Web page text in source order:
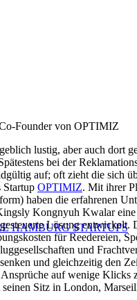
HAMBURG STARTUPS
Founder von OPTIMIZ
lustig, aber auch dort
bei der
auf; oft zieht die sich
Startup OPTIMIZ. Mit ihrer
haben die erfahrenen
Kongnyuh Kwalar
Lösung entwickelt.
für Reedereien,
und
und gleichzeitig den
auf wenige Klicks
seinen Sitz in London,